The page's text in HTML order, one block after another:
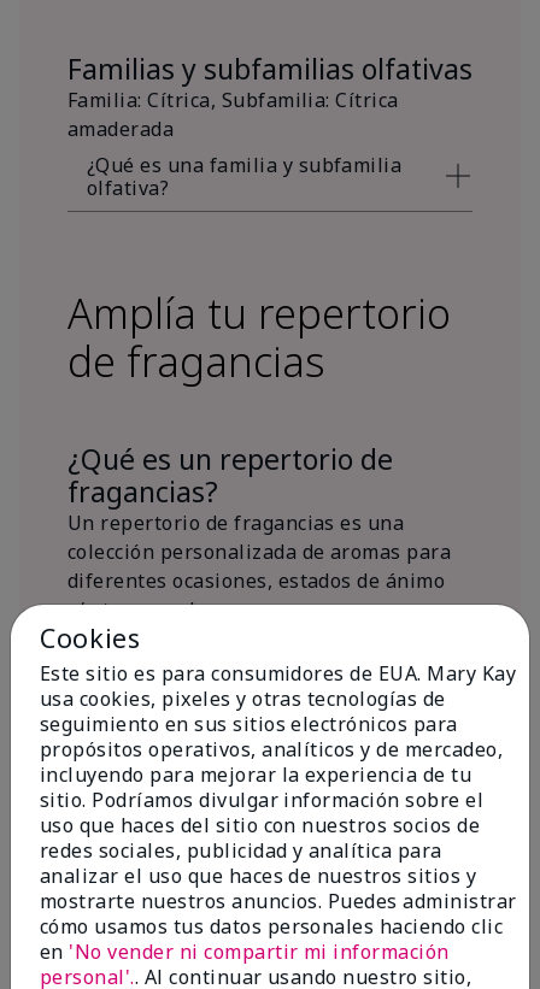
Familias y subfamilias olfativas
Familia: Cítrica, Subfamilia: Cítrica
amaderada
¿Qué es una familia y subfamilia
olfativa?
Amplía tu repertorio
de fragancias
¿Qué es un repertorio de
fragancias?
Un repertorio de fragancias es una
colección personalizada de aromas para
diferentes ocasiones, estados de ánimo
y/o temporadas.
¿Dónde encaja la fragancia Mary
Kay® True Optimism™ Eau de
Parfum?
Inspiración de la
fragancia
Sobre Mary Kay® True Optimism™
Cookies
Este sitio es para consumidores de EUA. Mary Kay
usa cookies, pixeles y otras tecnologías de
seguimiento en sus sitios electrónicos para
propósitos operativos, analíticos y de mercadeo,
incluyendo para mejorar la experiencia de tu
sitio. Podríamos divulgar información sobre el
uso que haces del sitio con nuestros socios de
redes sociales, publicidad y analítica para
analizar el uso que haces de nuestros sitios y
mostrarte nuestros anuncios. Puedes administrar
cómo usamos tus datos personales haciendo clic
en 'No vender ni compartir mi información
personal'.. Al continuar usando nuestro sitio,